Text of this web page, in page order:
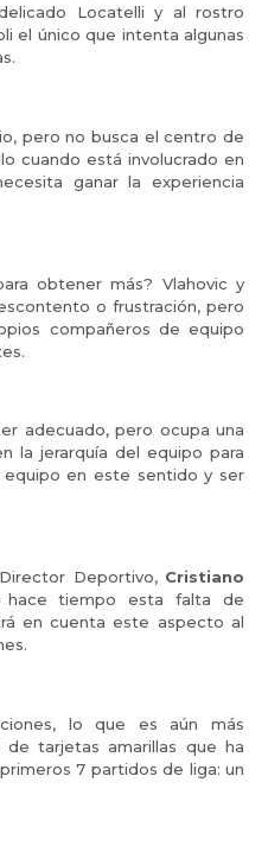
Locatelli y al rostro
el único que intenta algunas
pero no busca el centro de
cuando está involucrado en
ganar la experiencia
obtener más? Vlahovic y
o frustración, pero
compañeros de equipo
adecuado, pero ocupa una
la jerarquía del equipo para
en este sentido y ser
Deportivo, Cristiano
tiempo esta falta de
en cuenta este aspecto al
lo que es aún más
tarjetas amarillas que ha
7 partidos de liga: un